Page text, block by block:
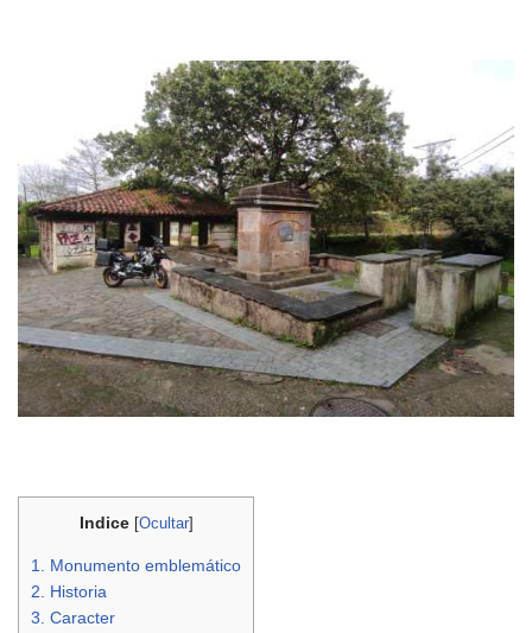
Indice [Ocultar]
1. Monumento emblemático
2. Historia
3. Caracter